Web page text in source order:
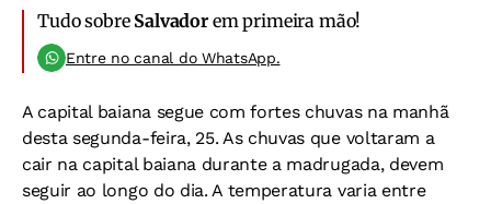
Tudo sobre Salvadorem primeira mão!
Entre no canal do WhatsApp.
A capital baiana segue com fortes chuvas na manhã
desta segunda-feira, 25. As chuvas que voltaram a
cair na capital baiana durante a madrugada, devem
seguir ao longo do dia. A temperatura varia entre